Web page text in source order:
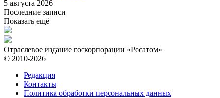
5 августа 2026
Последние записи
Показать ещё
Отраслевое издание госкорпорации «Росатом»
© 2010-2026
Редакция
Контакты
Политика обработки персональных данных